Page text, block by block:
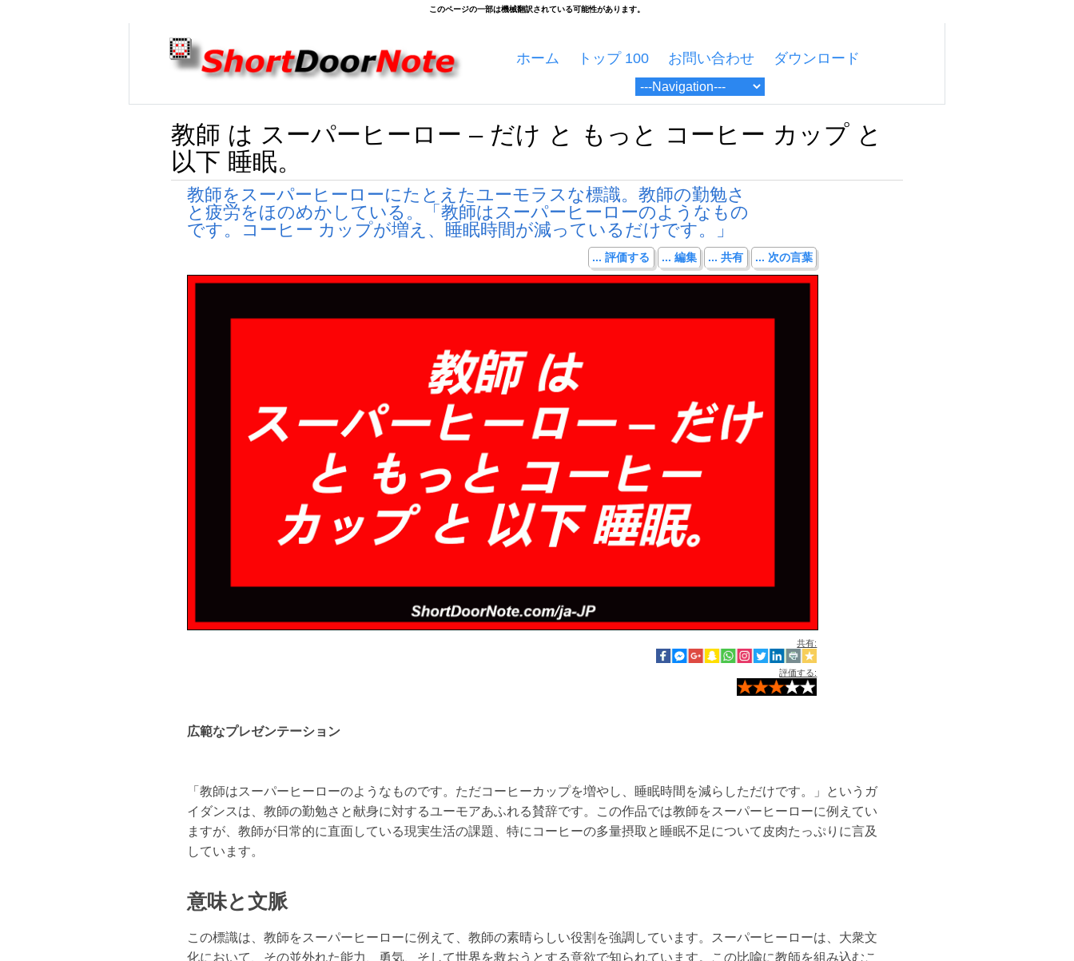
ホーム トップ 100 お問い合わせ ダウンロード
教師 は スーパーヒーロー – だけ と もっと コーヒー カップ と
以下 睡眠。
教師をスーパーヒーローにたとえたユーモラスな標識。教師の勤勉さ
と疲労をほのめかしている。「教師はスーパーヒーローのようなもの
です。コーヒー カップが増え、睡眠時間が減っているだけです。」
... 評価する ... 編集 ... 共有 ... 次の言葉
共有:
評価する:
広範なプレゼンテーション
「教師はスーパーヒーローのようなものです。ただコーヒーカップを増やし、睡眠時間を減らしただけです。」というガ
イダンスは、教師の勤勉さと献身に対するユーモアあふれる賛辞です。この作品では教師をスーパーヒーローに例えてい
ますが、教師が日常的に直面している現実生活の課題、特にコーヒーの多量摂取と睡眠不足について皮肉たっぷりに言及
しています。
意味と文脈
この標識は、教師をスーパーヒーローに例えて、教師の素晴らしい役割を強調しています。スーパーヒーローは、大衆文
化において、その並外れた能力、勇気、そして世界を救おうとする意欲で知られています。この比喩に教師を組み込むこ